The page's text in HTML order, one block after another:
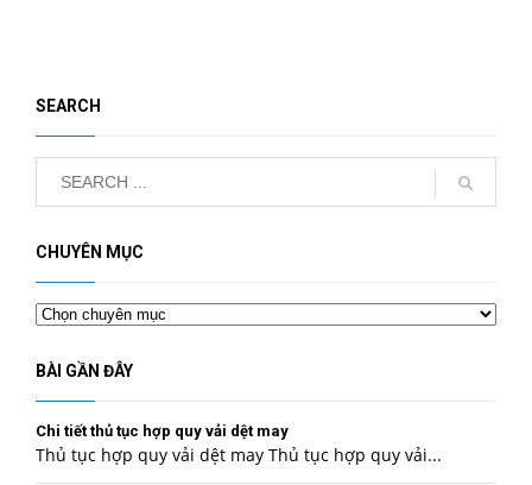
SEARCH
CHUYÊN MỤC
Chuyên
mục
BÀI GẦN ĐÂY
Chi tiết thủ tục hợp quy vải dệt may
Thủ tục hợp quy vải dệt may Thủ tục hợp quy vải...